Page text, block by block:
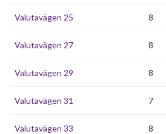
Valutavägen 25 8
Valutavägen 27 8
Valutavägen 29 8
Valutavägen 31 7
Valutavägen 33 8